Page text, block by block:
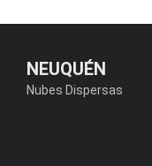
NEUQUÉN
Nubes Dispersas